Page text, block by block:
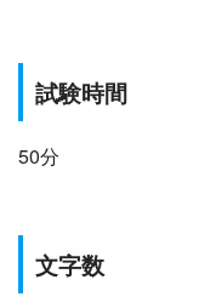
試験時間
50分
文字数